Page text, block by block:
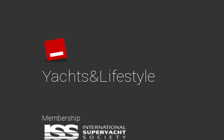
Yachts&Lifestyle
Membership